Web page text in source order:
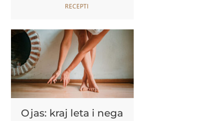
RECEPTI
Ojas: kraj leta i nega